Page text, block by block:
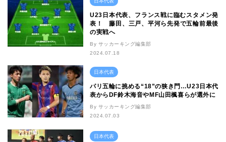
U23日本代表、フランス戦に臨むスタメン発
表！ 藤田、三戸、平河ら先発で五輪前最後
の実戦へ
By サッカーキング編集部
2024.07.18
日本代表
パリ五輪に挑める“18”の狭き門…U23日本代
表からDF鈴木海音やMF山田楓喜らが選外に
By サッカーキング編集部
2024.07.03
日本代表